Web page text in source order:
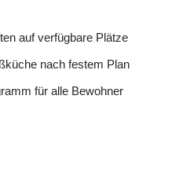
auf verfügbare Plätze
nach festem Plan
für alle Bewohner